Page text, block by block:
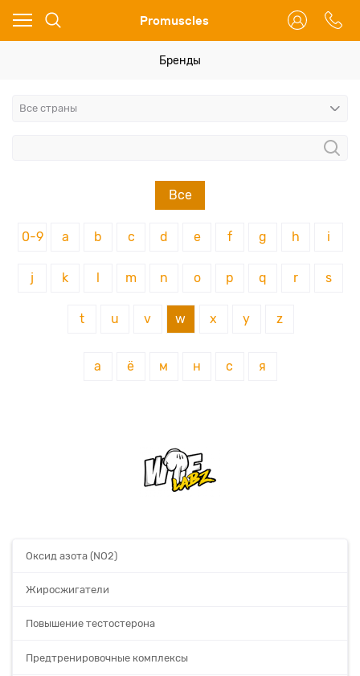
Promuscles
Бренды
Все
0-9 a b c d e f g h i
j k m n o p q r s
t u v w x y z
а ё м н с я
Оксид азота (NO2)
Жиросжигатели
Повышение тестостерона
Предтренировочные комплексы
Ваш город - Москва,
угадали?